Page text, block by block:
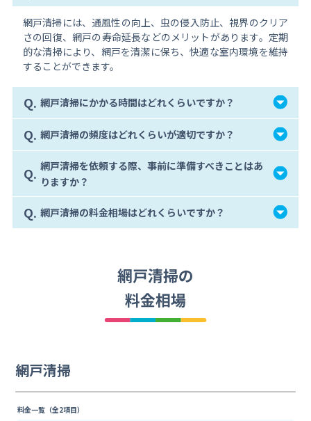
網戸清掃には、通風性の向上、虫の侵入防止、視界のクリア
さの回復、網戸の寿命延長などのメリットがあります。定期
的な清掃により、網戸を清潔に保ち、快適な室内環境を維持
することができます。
Q. 網戸清掃にかかる時間はどれくらいですか？
Q. 網戸清掃の頻度はどれくらいが適切ですか？
Q. 網戸清掃を依頼する際、事前に準備すべきことはあ
りますか？
Q. 網戸清掃の料金相場はどれくらいですか？
網戸清掃の
料金相場
網戸清掃
料金一覧（全2項目）